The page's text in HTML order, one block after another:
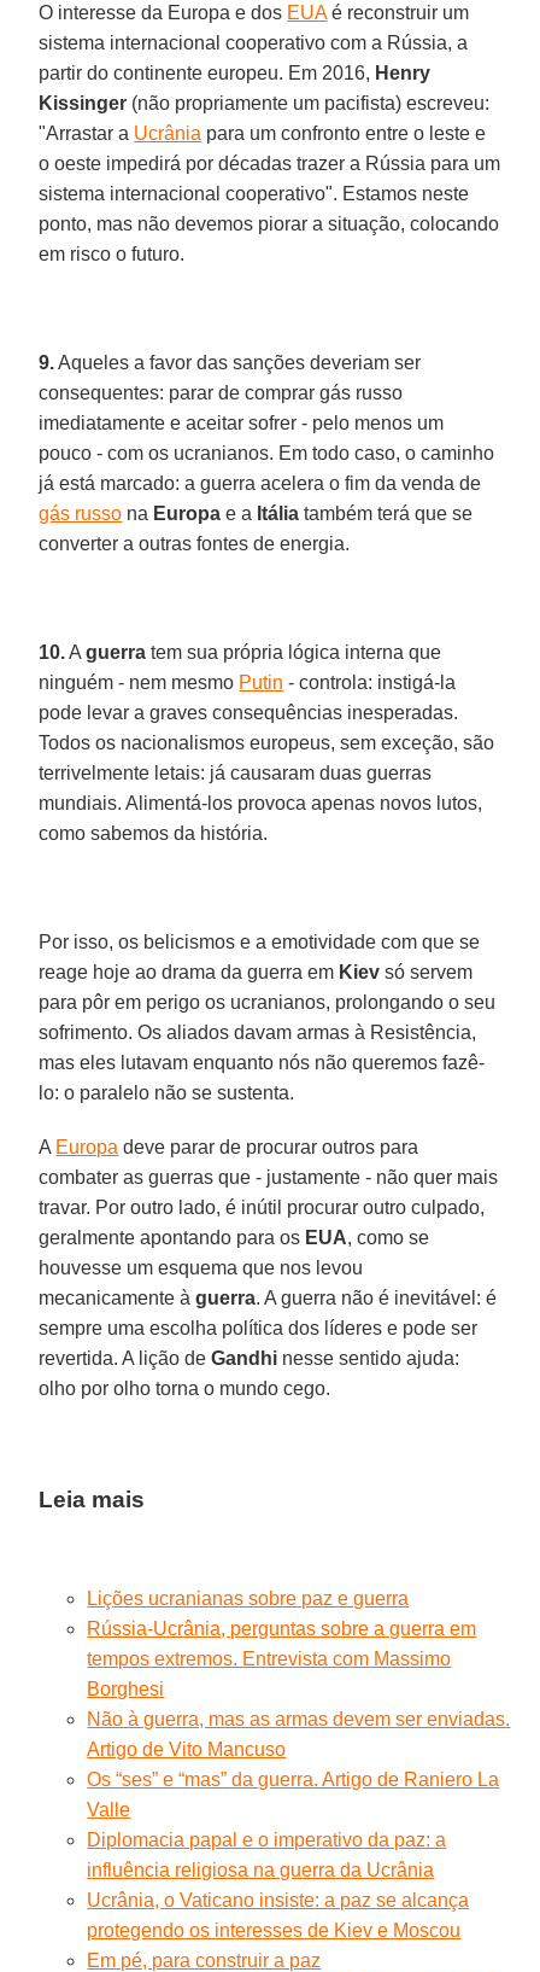
O interesse da Europa e dos EUAé reconstruir um
sistema internacional cooperativo com a Rússia, a
partir do continente europeu. Em 2016, Henry
Kissinger (não propriamente um pacifista) escreveu:
"Arrastar a Ucrânia para um confronto entre o leste e
o oeste impedirá por décadas trazer a Rússia para um
sistema internacional cooperativo". Estamos neste
ponto, mas não devemos piorar a situação, colocando
em risco o futuro.
9.Aqueles a favor das sanções deveriam ser
consequentes: parar de comprar gás russo
imediatamente e aceitar sofrer - pelo menos um
pouco - com os ucranianos. Em todo caso, o caminho
já está marcado: a guerra acelera o fim da venda de
gás russo na Europa e a Itália também terá que se
converter a outras fontes de energia.
10.Aguerra tem sua própria lógica interna que
ninguém - nem mesmo Putin - controla: instigá-la
pode levar a graves consequências inesperadas.
Todos os nacionalismos europeus, sem exceção, são
terrivelmente letais: já causaram duas guerras
mundiais. Alimentá-los provoca apenas novos lutos,
como sabemos da história.
Por isso, os belicismos e a emotividade com que se
reage hoje ao drama da guerra em Kiev só servem
para pôr em perigo os ucranianos, prolongando o seu
sofrimento. Os aliados davam armas à Resistência,
mas eles lutavam enquanto nós não queremos fazê-
lo: o paralelo não se sustenta.
A Europa deve parar de procurar outros para
combater as guerras que - justamente - não quer mais
travar. Por outro lado, é inútil procurar outro culpado,
geralmente apontando para os EUA, como se
houvesse um esquema que nos levou
mecanicamente àguerra. A guerra não é inevitável: é
sempre uma escolha política dos líderes e pode ser
revertida. A lição deGandhi nesse sentido ajuda:
olho por olho torna o mundo cego.
Leia mais
Lições ucranianas sobre paz e guerra
Rússia-Ucrânia, perguntas sobre a guerra em
tempos extremos. Entrevista com Massimo
Borghesi
Não à guerra, mas as armas devem ser enviadas.
Artigo de Vito Mancuso
Os “ses” e “mas” da guerra. Artigo de Raniero La
Valle
Diplomacia papal e o imperativo da paz: a
influência religiosa na guerra da Ucrânia
Ucrânia, o Vaticano insiste: a paz se alcança
protegendo os interesses de Kiev e Moscou
Em pé, para construir a paz